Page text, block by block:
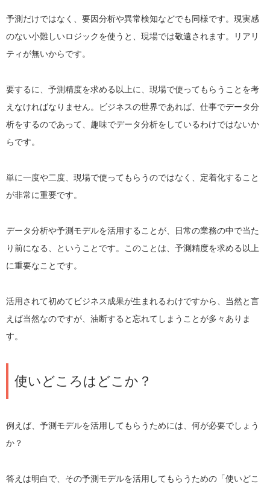
予測だけではなく、要因分析や異常検知などでも同様です。現実感
のない小難しいロジックを使うと、現場では敬遠されます。リアリ
ティが無いからです。
要するに、予測精度を求める以上に、現場で使ってもらうことを考
えなければなりません。ビジネスの世界であれば、仕事でデータ分
析をするのであって、趣味でデータ分析をしているわけではないか
らです。
単に一度や二度、現場で使ってもらうのではなく、定着化すること
が非常に重要です。
データ分析や予測モデルを活用することが、日常の業務の中で当た
り前になる、ということです。このことは、予測精度を求める以上
に重要なことです。
活用されて初めてビジネス成果が生まれるわけですから、当然と言
えば当然なのですが、油断すると忘れてしまうことが多々ありま
す。
使いどころはどこか？
例えば、予測モデルを活用してもらうためには、何が必要でしょう
か？
答えは明白で、その予測モデルを活用してもらうための「使いどこ